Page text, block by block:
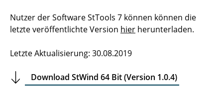
Bestellung
Kontakt
Nutzer der Software StTools 7 können können die
letzte veröffentlichte Version hier herunterladen.
Letzte Aktualisierung: 30.08.2019
Download StWind 64 Bit (Version 1.0.4)